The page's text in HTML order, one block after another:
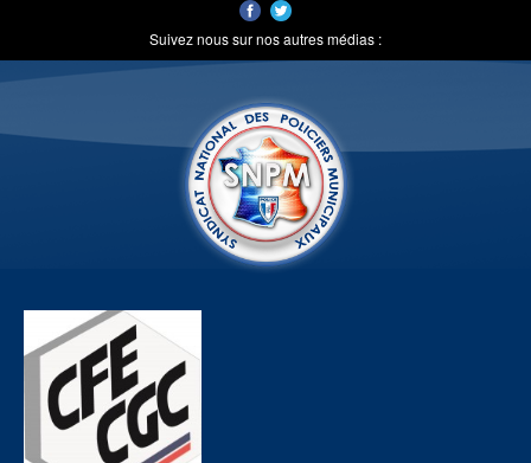
Suivez nous sur nos autres médias :